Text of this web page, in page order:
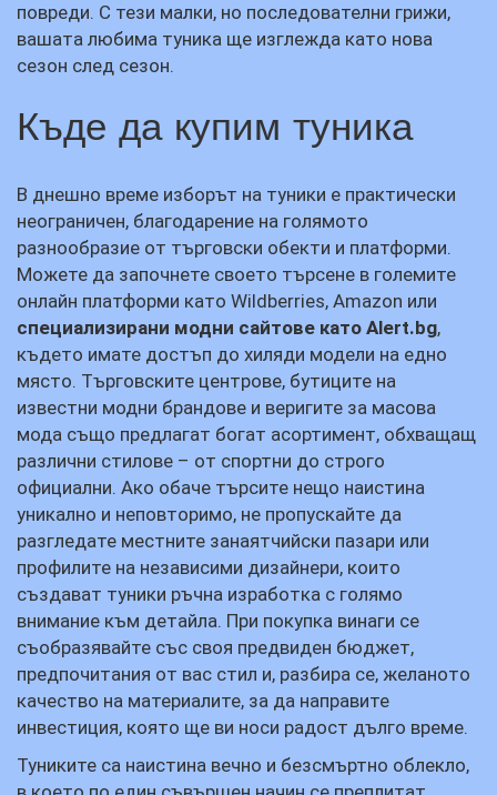
повреди. С тези малки, но последователни грижи,
вашата любима туника ще изглежда като нова
сезон след сезон.
Къде да купим туника
В днешно време изборът на туники е практически
неограничен, благодарение на голямото
разнообразие от търговски обекти и платформи.
Можете да започнете своето търсене в големите
онлайн платформи като Wildberries, Amazon или
специализирани модни сайтове като Alert.bg,
където имате достъп до хиляди модели на едно
място. Търговските центрове, бутиците на
известни модни брандове и веригите за масова
мода също предлагат богат асортимент, обхващащ
различни стилове – от спортни до строго
официални. Ако обаче търсите нещо наистина
уникално и неповторимо, не пропускайте да
разгледате местните занаятчийски пазари или
профилите на независими дизайнери, които
създават туники ръчна изработка с голямо
внимание към детайла. При покупка винаги се
съобразявайте със своя предвиден бюджет,
предпочитания от вас стил и, разбира се, желаното
качество на материалите, за да направите
инвестиция, която ще ви носи радост дълго време.
Туниките са наистина вечно и безсмъртно облекло,